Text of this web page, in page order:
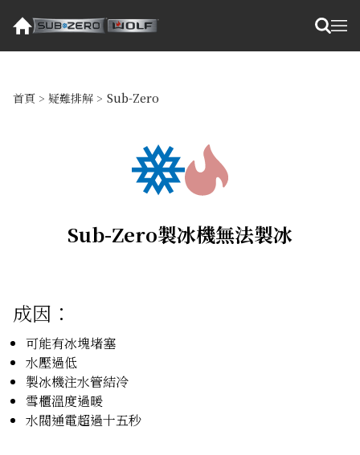
首頁 > 疑難排解 > Sub-Zero
Sub-Zero製冰機無法製冰
成因：
可能有冰塊堵塞
水壓過低
製冰機注水管結冷
雪櫃溫度過暖
水閥通電超過十五秒